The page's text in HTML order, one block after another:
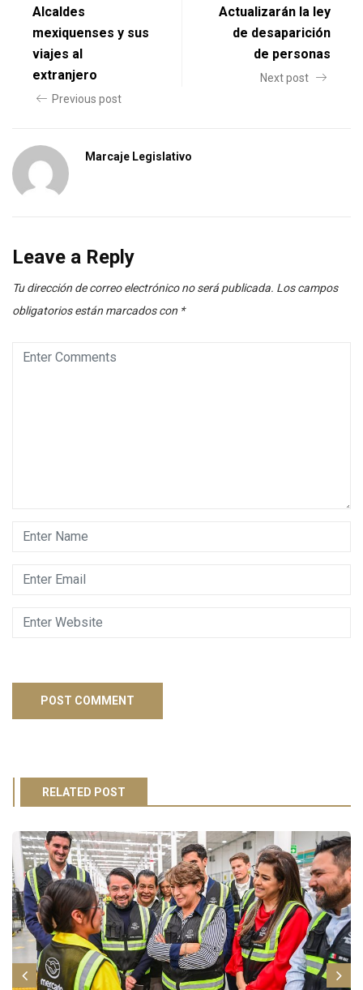
Alcaldes
mexiquenses y sus
viajes al
extranjero
Previous post
Actualizarán la ley
de desaparición
de personas
Next post
Marcaje Legislativo
Leave a Reply
Tu dirección de correo electrónico no será publicada. Los campos
obligatorios están marcados con *
RELATED POST